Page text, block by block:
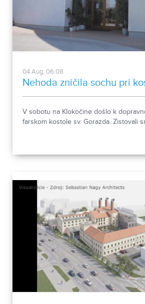
04.Aug, 06:08
Nehoda zničila sochu pri
V sobotu na Klokočine došlo k
farskom kostole sv. Gorazda. Zistovali